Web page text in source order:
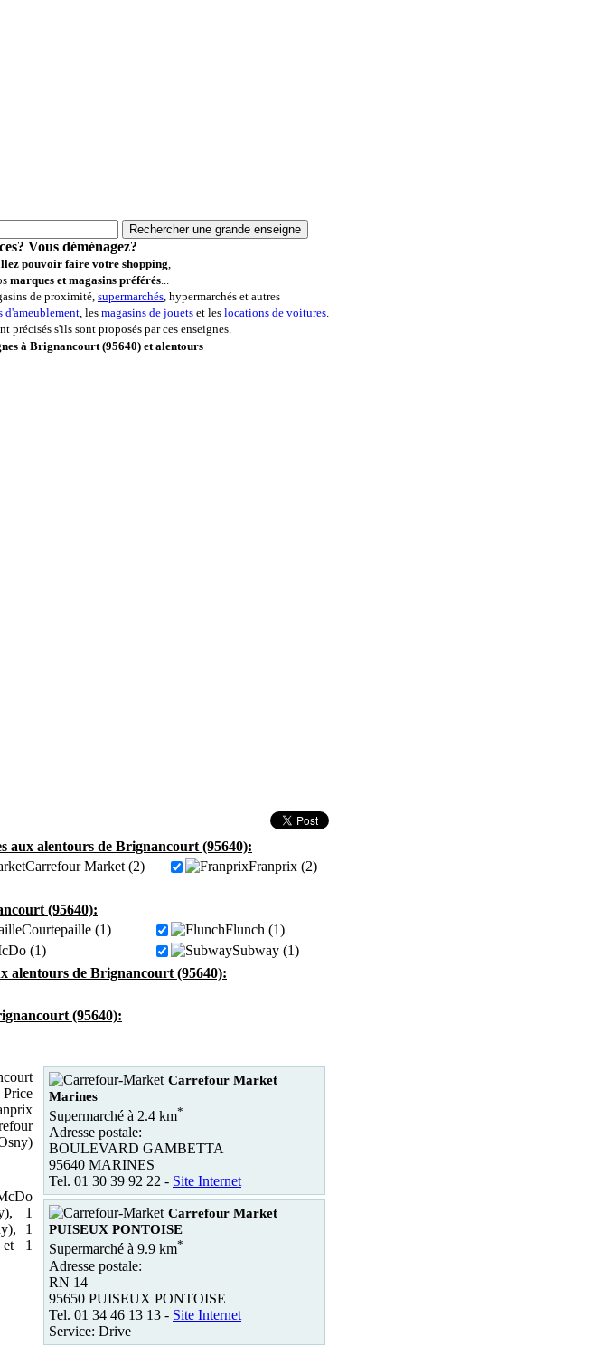
Vous déménagez?
pouvoir faire votre shopping,
marques et magasins préférés...
de proximité, supermarchés, hypermarchés et autres
d'ameublement, les magasins de jouetset les locations de voitures.
précisés s'ils sont proposés par ces enseignes.
à Brignancourt (95640) et alentours
aux alentours de Brignancourt (95640):
Carrefour Market (2)
Franprix (2)
(95640):
Courtepaille (1)
Flunch (1)
(1)
Subway (1)
alentours de Brignancourt (95640):
(95640):
1
1
et 1
Carrefour Market
Marines
Supermarché à 2.4 km*
Adresse postale:
BOULEVARD GAMBETTA
95640 MARINES
Tel. 01 30 39 92 22 - Site Internet
Carrefour Market
PUISEUX PONTOISE
Supermarché à 9.9 km*
Adresse postale:
RN 14
95650 PUISEUX PONTOISE
Tel. 01 34 46 13 13 - Site Internet
Service: Drive